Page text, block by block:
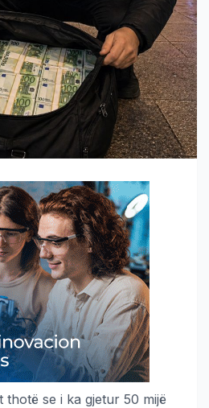
thotë se i ka gjetur 50 mijë